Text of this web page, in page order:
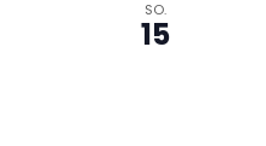
SO.
15